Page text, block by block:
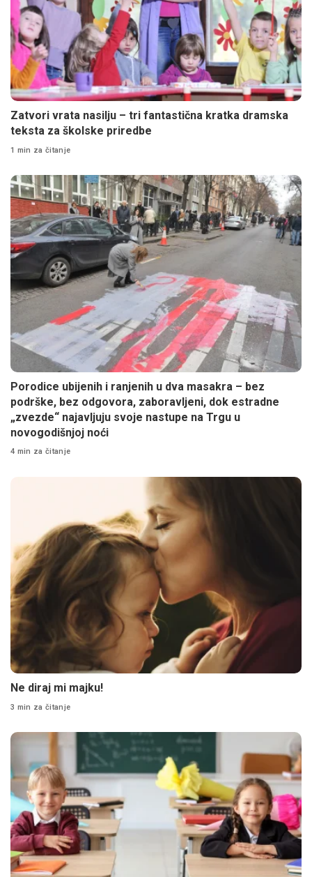
Zatvori vrata nasilju – tri fantastična kratka dramska
teksta za školske priredbe
1 min za čitanje
Porodice ubijenih i ranjenih u dva masakra – bez
podrške, bez odgovora, zaboravljeni, dok estradne
„zvezde“ najavljuju svoje nastupe na Trgu u
novogodišnjoj noći
4 min za čitanje
Ne diraj mi majku!
3 min za čitanje